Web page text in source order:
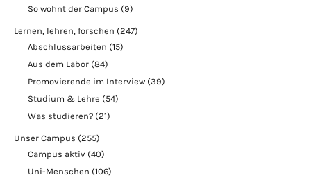
So wohnt der Campus (9)
Lernen, lehren, forschen (247)
Abschlussarbeiten (15)
Aus dem Labor (84)
Promovierende im Interview (39)
Studium & Lehre (54)
Was studieren? (21)
Unser Campus (255)
Campus aktiv (40)
Uni-Menschen (106)